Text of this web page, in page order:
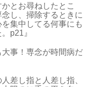
とお尋ねしたとこ
し、掃除するときに
集中してる何事にも
p21』
事！専念が時間病だ
差し指と人差し指、